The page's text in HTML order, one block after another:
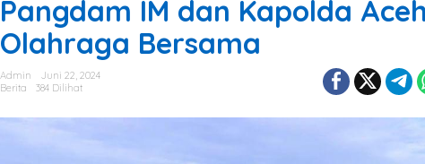
Pangdam IM dan Kapolda Aceh
Olahraga Bersama
Admin
Juni 22, 2024
Berita
384 Dilihat